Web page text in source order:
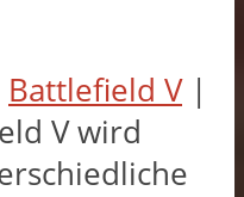
Battlefield V |
V wird